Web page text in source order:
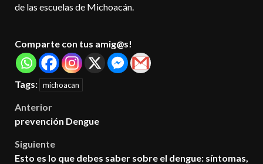
de las escuelas de Michoacán.
Comparte con tus amig@s!
Tags: michoacan
Post
Anterior
prevención Dengue
Siguiente
Esto es lo que debes saber sobre el dengue: síntomas,